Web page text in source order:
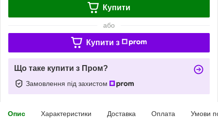
Купити
або
Купити з
Що таке купити з Пром?
Замовлення під захистом
Опис Характеристики Доставка Оплата Умови